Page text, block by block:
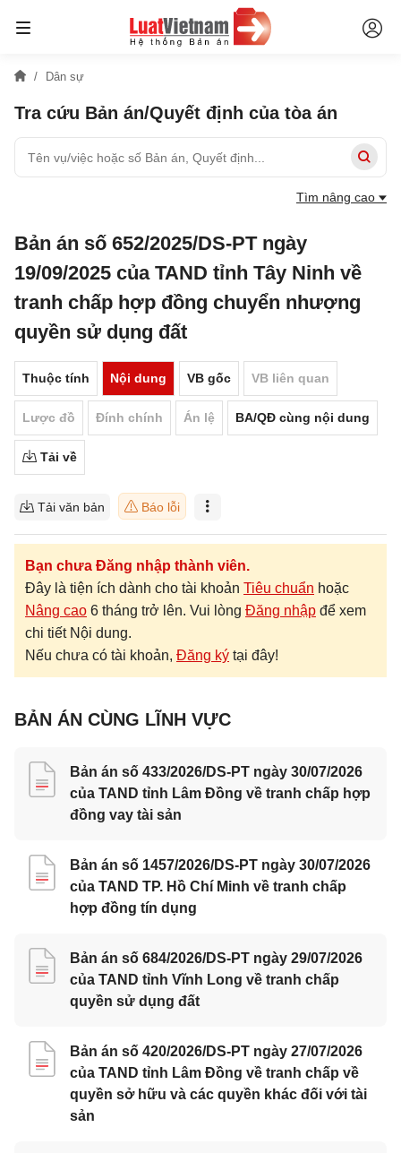
Dân sự
Tra cứu Bản án/Quyết định của tòa án
Tìm nâng cao
Bản án số 652/2025/DS-PT ngày
19/09/2025 của TAND tỉnh Tây Ninh về
tranh chấp hợp đồng chuyển nhượng
quyền sử dụng đất
Thuộc tính Nội dung VB gốc VB liên quan
Lược đồ Đính chính Án lệ BA/QĐ cùng nội dung
Tải về
Tải văn bản Báo lỗi
Bạn chưa Đăng nhập thành viên.
Đây là tiện ích dành cho tài khoản Tiêu chuẩn hoặc
Nâng cao 6 tháng trở lên. Vui lòng Đăng nhập để xem
chi tiết Nội dung.
Nếu chưa có tài khoản, Đăng ký tại đây!
BẢN ÁN CÙNG LĨNH VỰC
Bản án số 433/2026/DS-PT ngày 30/07/2026
của TAND tỉnh Lâm Đồng về tranh chấp hợp
đồng vay tài sản
Bản án số 1457/2026/DS-PT ngày 30/07/2026
của TAND TP. Hồ Chí Minh về tranh chấp
hợp đồng tín dụng
Bản án số 684/2026/DS-PT ngày 29/07/2026
của TAND tỉnh Vĩnh Long về tranh chấp
quyền sử dụng đất
Bản án số 420/2026/DS-PT ngày 27/07/2026
của TAND tỉnh Lâm Đồng về tranh chấp về
quyền sở hữu và các quyền khác đối với tài
sản